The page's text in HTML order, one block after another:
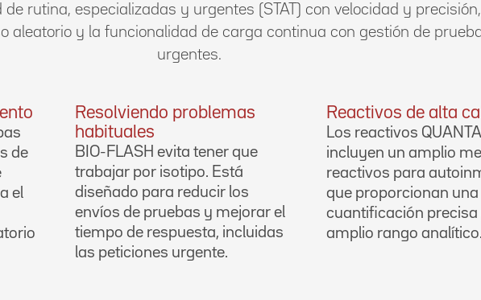
rutina, especializadas y urgentes (STAT) con velocidad y precisión,
aleatorio y la funcionalidad de carga continua con gestión de
urgentes.
de
el
Resolviendo problemas
habituales
BIO-FLASH evita tener que
trabajar por isotipo. Está
diseñado para reducir los
envíos de pruebas y mejorar el
tiempo de respuesta, incluidas
las peticiones urgente.
Reactivos de alta
Los reactivos
incluyen un amplio
reactivos para
que proporcionan una
cuantificación precisa
amplio rango analítico.